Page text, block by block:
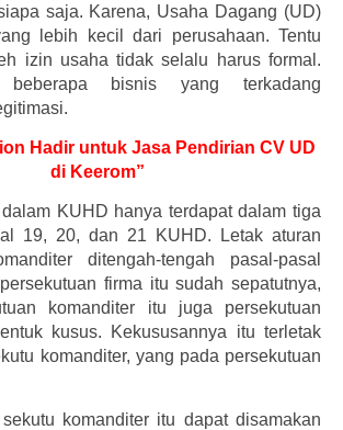
saja. Karena, Usaha Dagang (UD)
lebih kecil dari perusahaan. Tentu
izin usaha tidak selalu harus formal.
bisnis yang terkadang
Hadir untuk Jasa Pendirian CV UD
di Keerom”
KUHD hanya terdapat dalam tiga
19, 20, dan 21 KUHD. Letak aturan
ditengah-tengah pasal-pasal
firma itu sudah sepatutnya,
komanditer itu juga persekutuan
kusus. Kekususannya itu terletak
komanditer, yang pada persekutuan
komanditer itu dapat disamakan